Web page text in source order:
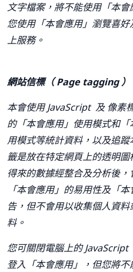
文字檔案，將不能使用「本
您使用「本會應用」瀏覽喜
上服務。
網站信標（ Page tagging）
本會使用 JavaScript 及 像素
的「本會應用」使用模式和
用模式等統計資料，以及追
籤是放在特定網頁上的透明
得來的數據經整合及分析後
「本會應用」的易用性及「
告，但不會用以收集個人資
料。
您可關閉電腦上的 JavaScript
登入「本會應用」，但您將